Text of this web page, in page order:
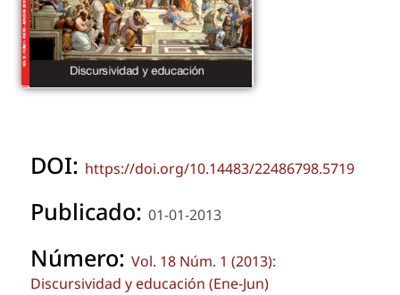
DOI: https://doi.org/10.14483/22486798.5719
Publicado: 01-01-2013
Número: Vol. 18 Núm. 1 (2013):
Discursividad y educación (Ene-Jun)